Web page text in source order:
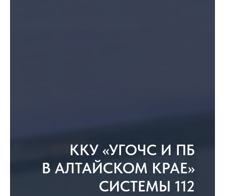
ККУ «УГОЧС И ПБ
В АЛТАЙСКОМ КРАЕ»
СИСТЕМЫ 112